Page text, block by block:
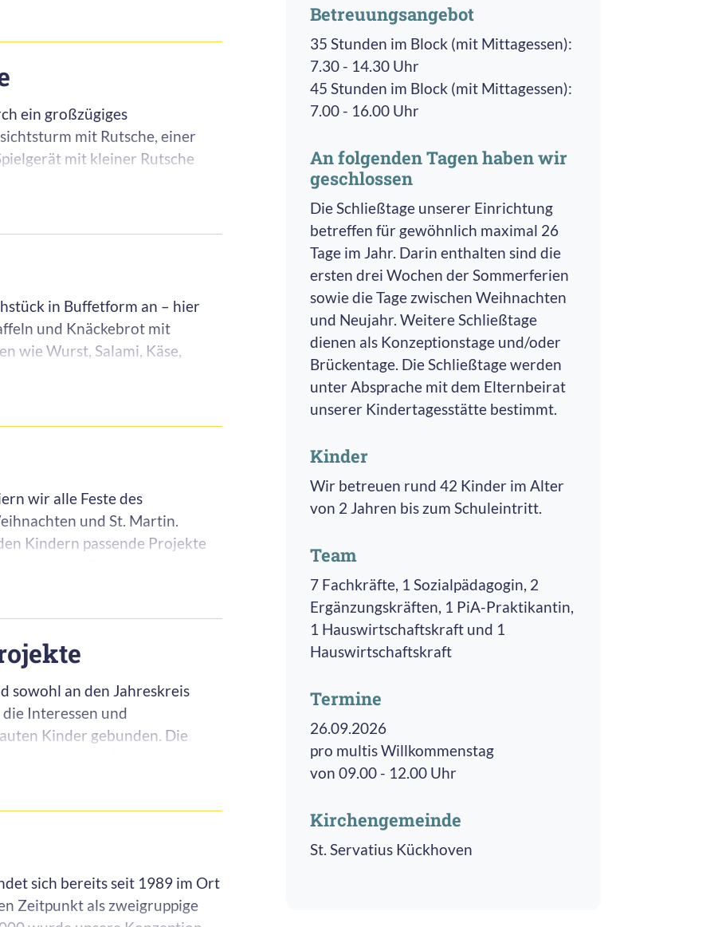
und unserem offenen Bistro
Angebote, Impulse und
und präsenten Themen der
ein großzügiges
mit Rutsche, einer
mit kleiner Rutsche
Sandkasten.
mehr. Angrenzend an das
in Buffetform an – hier
und Knäckebrot mit
wie Wurst, Salami, Käse,
sowie ein Obst-/Gemüseteller,
Getränkebar im Bistro
Aufstrich oder auch
in unserem Bistro
verspeist.
in Form von Obst,
Kinder gerne in Form eines
wir alle Feste des
und St. Martin.
Kindern passende Projekte
den angehenden
Raum ein.
sowohl an den Jahreskreis
die Interessen und
Kinder gebunden. Die
Reaktion und Interesse der
Gottesdiensten u.ä. statt und
In Kooperation mit dem
sich bereits seit 1989 im Ort
Zeitpunkt als zweigruppige
Betreuungsangebot
35 Stunden im Block (mit Mittagessen):
7.30 - 14.30 Uhr
45 Stunden im Block (mit Mittagessen):
7.00 - 16.00 Uhr
An folgenden Tagen haben wir
geschlossen
Die Schließtage unserer Einrichtung
betreffen für gewöhnlich maximal 26
Tage im Jahr. Darin enthalten sind die
ersten drei Wochen der Sommerferien
sowie die Tage zwischen Weihnachten
und Neujahr. Weitere Schließtage
dienen als Konzeptionstage und/oder
Brückentage. Die Schließtage werden
unter Absprache mit dem Elternbeirat
unserer Kindertagesstätte bestimmt.
Kinder
Wir betreuen rund 42 Kinder im Alter
von 2 Jahren bis zum Schuleintritt.
Team
7 Fachkräfte, 1 Sozialpädagogin, 2
Ergänzungskräften, 1 PiA-Praktikantin,
1 Hauswirtschaftskraft und 1
Hauswirtschaftskraft
Termine
26.09.2026
pro multis Willkommenstag
von 09.00 - 12.00 Uhr
Kirchengemeinde
St. Servatius Kückhoven